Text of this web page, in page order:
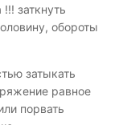
заткнуть
обороты
затыкать
равное
порвать